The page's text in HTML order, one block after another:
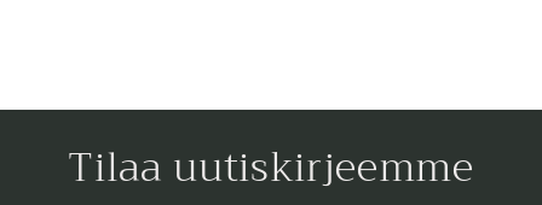
Tilaa uutiskirjeemme